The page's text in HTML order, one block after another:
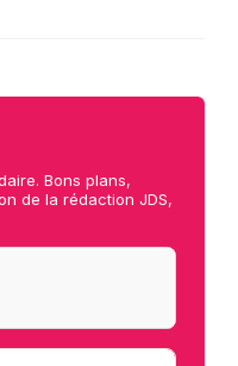
Bons plans,
de la rédaction JDS,